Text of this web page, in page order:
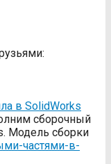
в SolidWorks
сборочный
Модель сборки